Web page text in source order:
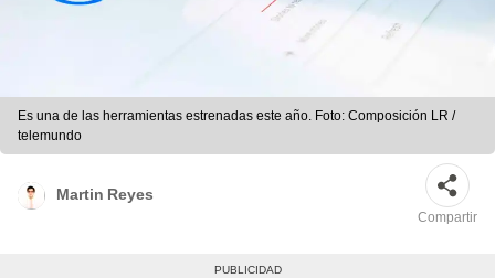
Es una de las herramientas estrenadas este año. Foto: Composición LR /
telemundo
Martin Reyes
Compartir